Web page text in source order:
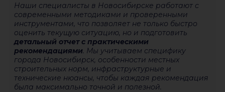
Наши специалисты в Новосибирске работают с
современными методиками и проверенными
инструментами, что позволяет не только быстро
оценить текущую ситуацию, но и подготовить
детальный отчет с практическими
рекомендациями. Мы учитываем специфику
города Новосибирск, особенности местных
строительных норм, инфраструктурные и
технические нюансы, чтобы каждая рекомендация
была максимально точной и полезной.